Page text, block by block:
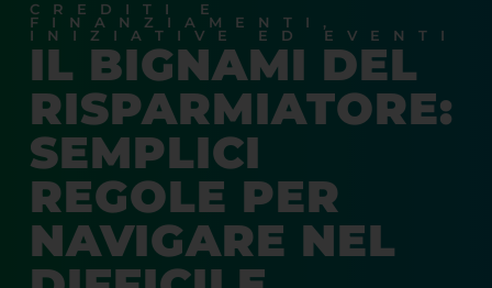
CREDITI E
FINANZIAMENTI ,
INIZIATIVE ED EVENTI
IL BIGNAMI DEL
RISPARMIATORE:
SEMPLICI
REGOLE PER
NAVIGARE NEL